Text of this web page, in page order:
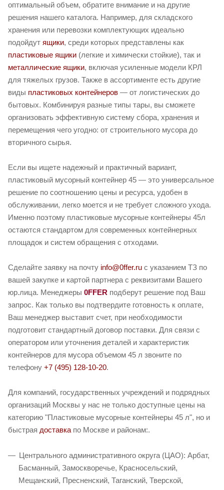
оптимальный объем, обратите внимание и на другие
решения нашего каталога. Например, для складского
хранения или перевозки комплектующих идеально
подойдут ящики, среди которых представлены как
пластиковые ящики (легкие и химически стойкие), так и
металлические ящики, включая усиленные модели КРЛ
для тяжелых грузов. Также в ассортименте есть другие
виды пластиковых контейнеров — от логистических до
бытовых. Комбинируя разные типы тары, вы сможете
организовать эффективную систему сбора, хранения и
перемещения чего угодно: от строительного мусора до
вторичного сырья.
Если вы ищете надежный и практичный вариант,
пластиковый мусорный контейнер 45 — это универсальное
решение по соотношению цены и ресурса, удобен в
обслуживании, легко моется и не требует сложного ухода.
Именно поэтому пластиковые мусорные контейнеры 45л
остаются стандартом для современных контейнерных
площадок и систем обращения с отходами.
Сделайте заявку на почту info@0ffer.ru с указанием ТЗ по
вашей закупке и картой партнера с реквизитами Вашего
юр.лица. Менеджеры 0FFER подберут решение под Ваш
запрос. Как только вы подтвердите готовность к оплате,
Ваш менеджер выставит счет, при необходимости
подготовит стандартный договор поставки. Для связи с
оператором или уточнения деталей и характеристик
контейнеров для мусора объемом 45 л звоните по
телефону +7 (495) 128-10-20.
Для компаний, государственных учреждений и подрядных
организаций Москвы у нас не только доступные цены на
категорию "Пластиковые мусорные контейнеры 45 л", но и
быстрая доставка по Москве и районам:.
Центрального административного округа (ЦАО): Арбат,
Басманный, Замоскворечье, Красносельский,
Мещанский, Пресненский, Таганский, Тверской,